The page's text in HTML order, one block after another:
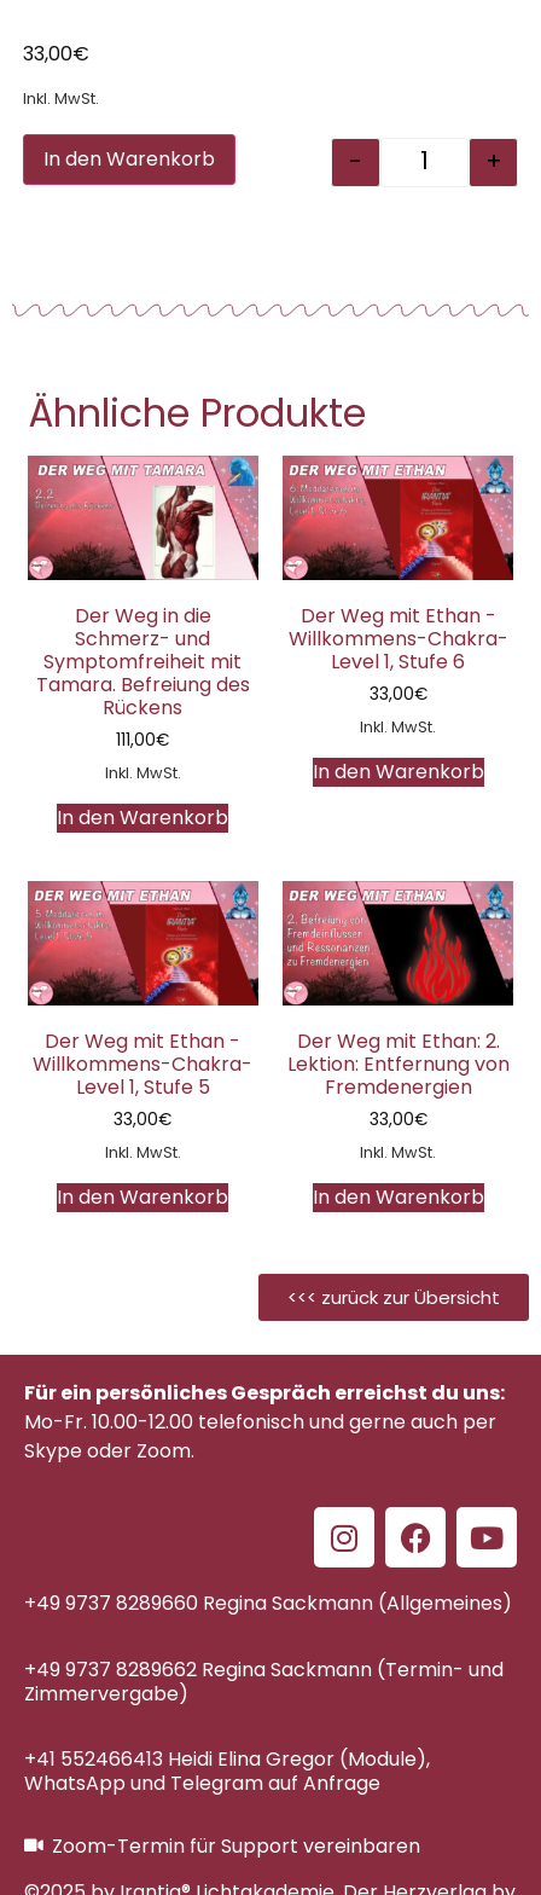
33,00€
Inkl. MwSt.
- +
In den Warenkorb Alternative:
Ähnliche Produkte
Der Weg in die
Schmerz- und
Symptomfreiheit mit
Tamara. Befreiung des
Rückens
111,00€
Inkl. MwSt.
In den Warenkorb
Der Weg mit Ethan -
Willkommens-Chakra-
Level 1, Stufe 6
33,00€
Inkl. MwSt.
In den Warenkorb
Der Weg mit Ethan -
Willkommens-Chakra-
Level 1, Stufe 5
33,00€
Inkl. MwSt.
In den Warenkorb
Der Weg mit Ethan: 2.
Lektion: Entfernung von
Fremdenergien
33,00€
Inkl. MwSt.
In den Warenkorb
<<< zurück zur Übersicht
Für ein persönliches Gespräch erreichst du uns:
Mo-Fr. 10.00-12.00 telefonischund gerne auch per
Skype oder Zoom.
+49 9737 8289660 Regina Sackmann (Allgemeines)
+49 9737 8289662 Regina Sackmann (Termin- und
Zimmervergabe)
+41 552466413 Heidi Elina Gregor (Module),
WhatsApp und Telegram auf Anfrage
Zoom-Termin für Support vereinbaren